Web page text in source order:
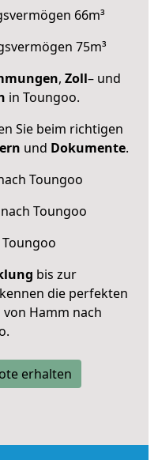
66m³
75m³
, Zoll– und
in Toungoo.
Sie beim richtigen
und Dokumente.
Toungoo
Toungoo
bis zur
die perfekten
Hamm nach
erhalten